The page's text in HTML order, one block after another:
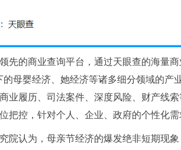
先的商业查询平台，通过天眼查的海量
的母婴经济、她经济等诸多细分领域的产
业履历、司法案件、深度风险、财产线
把控，针对个人、企业、政府的个性化
院认为，母亲节经济的爆发绝非短期现